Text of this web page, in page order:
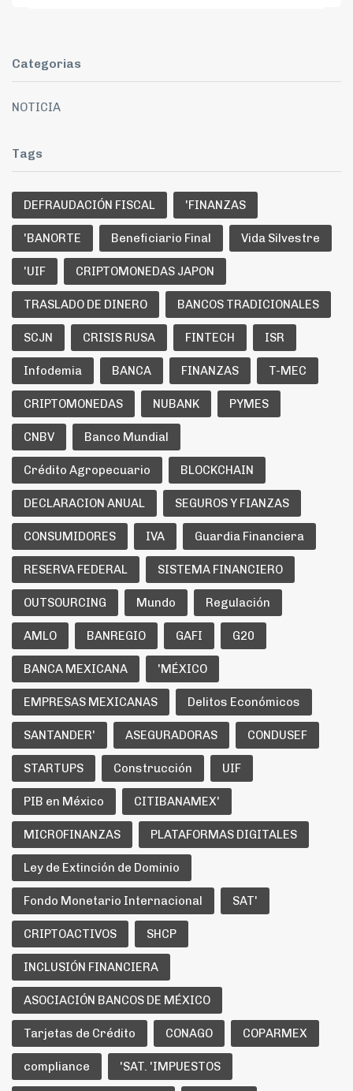
Categorias
NOTICIA
Tags
DEFRAUDACIÓN FISCAL 'FINANZAS
'BANORTE Beneficiario Final Vida Silvestre
'UIF CRIPTOMONEDAS JAPON
TRASLADO DE DINERO BANCOS TRADICIONALES
SCJN CRISIS RUSA FINTECH ISR
Infodemia BANCA FINANZAS T-MEC
CRIPTOMONEDAS NUBANK PYMES
CNBV Banco Mundial
Crédito Agropecuario BLOCKCHAIN
DECLARACION ANUAL SEGUROS Y FIANZAS
CONSUMIDORES IVA Guardia Financiera
RESERVA FEDERAL SISTEMA FINANCIERO
OUTSOURCING Mundo Regulación
AMLO BANREGIO GAFI G20
BANCA MEXICANA 'MÉXICO
EMPRESAS MEXICANAS Delitos Económicos
SANTANDER' ASEGURADORAS CONDUSEF
STARTUPS Construcción UIF
PIB en México CITIBANAMEX'
MICROFINANZAS PLATAFORMAS DIGITALES
Ley de Extinción de Dominio
Fondo Monetario Internacional SAT'
CRIPTOACTIVOS SHCP
INCLUSIÓN FINANCIERA
ASOCIACIÓN BANCOS DE MÉXICO
Tarjetas de Crédito CONAGO COPARMEX
compliance 'SAT. 'IMPUESTOS